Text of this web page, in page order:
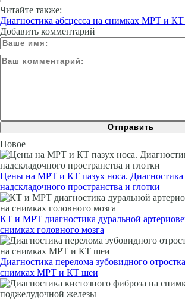
Читайте также:
Диагностика абсцесса на снимках МРТ и КТ
Добавить комментарий
Новое
Цены на МРТ и КТ пазух носа. Диагностика
надскладочного пространства и глотки
КТ и МРТ диагностика дуральной
снимках головного мозга
Диагностика перелома зубовидного
снимках МРТ и КТ шеи